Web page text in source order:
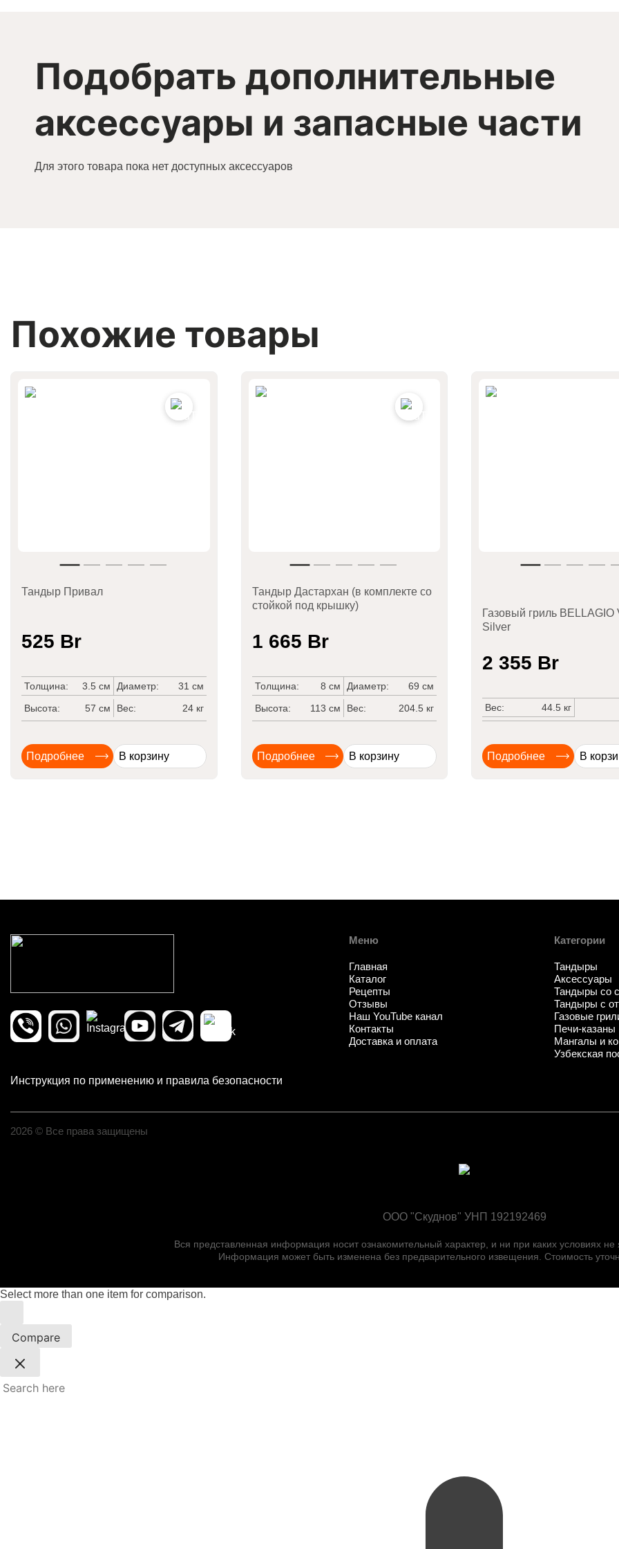
Подобрать дополнительные
аксессуары и запасные части
Для этого товара пока нет доступных аксессуаров
Похожие товары
Тандыр Привал
525 Br
Толщина: 3.5 см Диаметр:
31 см
Высота:
57 см Вес: 24 кг
Подробнее В корзину
Тандыр Дастархан (в комплекте со
стойкой под крышку)
1 665 Br
Толщина: 8 см Диаметр:
69 см
Высота:
113 см Вес: 204.5 кг
Подробнее В корзину
Газовый гриль BELLAGIO
Silver
2 355 Br
Вес: 44.5 кг
Подробнее В
Меню
Главная
Каталог
Рецепты
Отзывы
Наш YouTube канал
Контакты
Доставка и оплата
Категории
Тандыры
Аксессуары
Тандыры со
Тандыры с
Газовые
Печи-казаны
Мангалы и
Узбекская
Инструкция по применению и правила безопасности
2026 © Все права защищены
ООО "Скуднов" УНП 192192469
Вся представленная информация носит ознакомительный характер, и ни при каких условиях
Информация может быть изменена без предварительного извещения. Стоимость
Select more than one item for comparison.
Compare